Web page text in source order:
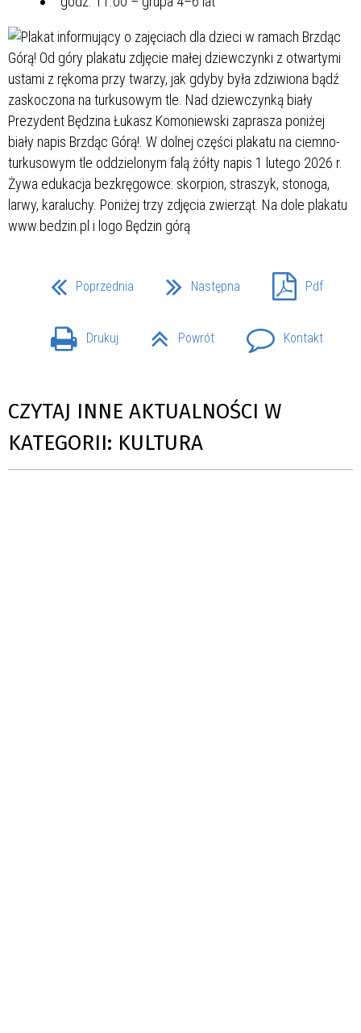
Poprzednia Następna Pdf
Drukuj Powrót Kontakt
CZYTAJ INNE AKTUALNOŚCI W
KATEGORII: KULTURA